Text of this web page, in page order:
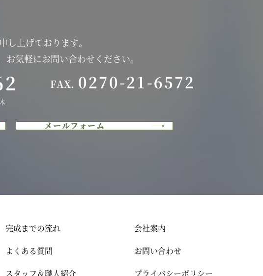
し上げております。
気軽にお問い合わせください。
FAX. 0270-21-6572
メールフォーム
完成までの流れ
よくある質問
スタッフ＆職人紹介
会社案内
お問い合わせ
プライバシーポリシー